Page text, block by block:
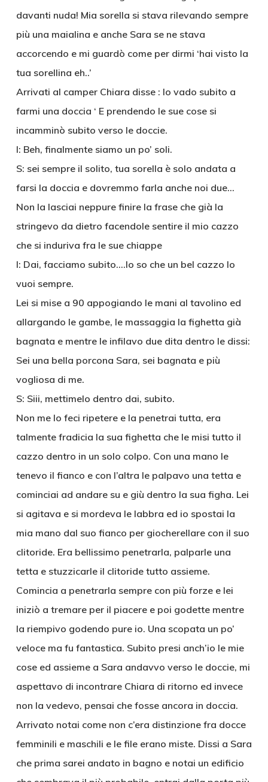
davanti nuda! Mia sorella si stava rilevando sempre
più una maialina e anche Sara se ne stava
accorcendo e mi guardò come per dirmi ‘hai visto la
tua sorellina eh..’
Arrivati al camper Chiara disse : Io vado subito a
farmi una doccia ‘ E prendendo le sue cose si
incamminò subito verso le doccie.
I: Beh, finalmente siamo un po’ soli.
S: sei sempre il solito, tua sorella è solo andata a
farsi la doccia e dovremmo farla anche noi due…
Non la lasciai neppure finire la frase che già la
stringevo da dietro facendole sentire il mio cazzo
che si induriva fra le sue chiappe
I: Dai, facciamo subito….lo so che un bel cazzo lo
vuoi sempre.
Lei si mise a 90 appogiando le mani al tavolino ed
allargando le gambe, le massaggia la fighetta già
bagnata e mentre le infilavo due dita dentro le dissi:
Sei una bella porcona Sara, sei bagnata e più
vogliosa di me.
S: Siii, mettimelo dentro dai, subito.
Non me lo feci ripetere e la penetrai tutta, era
talmente fradicia la sua fighetta che le misi tutto il
cazzo dentro in un solo colpo. Con una mano le
tenevo il fianco e con l’altra le palpavo una tetta e
cominciai ad andare su e giù dentro la sua figha. Lei
si agitava e si mordeva le labbra ed io spostai la
mia mano dal suo fianco per giocherellare con il suo
clitoride. Era bellissimo penetrarla, palparle una
tetta e stuzzicarle il clitoride tutto assieme.
Comincia a penetrarla sempre con più forze e lei
iniziò a tremare per il piacere e poi godette mentre
la riempivo godendo pure io. Una scopata un po’
veloce ma fu fantastica. Subito presi anch’io le mie
cose ed assieme a Sara andavvo verso le doccie, mi
aspettavo di incontrare Chiara di ritorno ed invece
non la vedevo, pensai che fosse ancora in doccia.
Arrivato notai come non c’era distinzione fra docce
femminili e maschili e le file erano miste. Dissi a Sara
che prima sarei andato in bagno e notai un edificio